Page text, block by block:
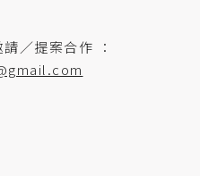
／提案合作 ：